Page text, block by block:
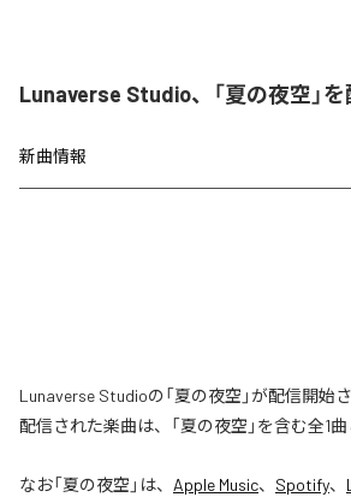
Lunaverse Studio、「夏の夜空」
新曲情報
Lunaverse Studioの「夏の夜空」が配信開始
配信された楽曲は、「夏の夜空」を含む全1曲
なお「夏の夜空 」は、 Apple Music、 Spotify、